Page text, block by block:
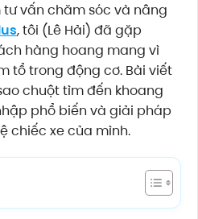
vấn chăm sóc và nâng
, tôi (Lê Hải) đã gặp
hàng hoang mang vì
tổ trong động cơ. Bài viết
chuột tìm đến khoang
phổ biến và giải pháp
chiếc xe của mình.